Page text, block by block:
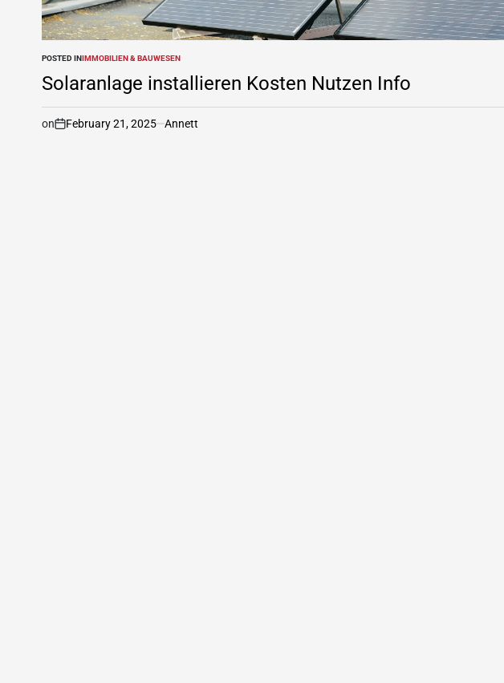
POSTED INIMMOBILIEN & BAUWESEN
Solaranlage installieren Kosten Nutzen Info
on February 21, 2025 Annett